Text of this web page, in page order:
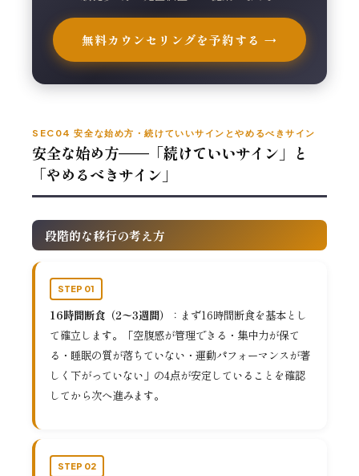
無料カウンセリングを予約する →
SEC04 安全な始め方・続けていいサインとやめるべきサイン
安全な始め方——「続けていいサイン」と
「やめるべきサイン」
段階的な移行の考え方
STEP 01
16時間断食（2〜3週間）
：まず16時間断食を基本とし
て確立します。「空腹感が管理できる・集中力が保て
る・睡眠の質が落ちていない・運動パフォーマンスが著
しく下がっていない」の4点が安定していることを確認
してから次へ進みます。
STEP 02